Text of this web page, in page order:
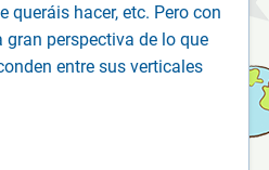
queráis hacer, etc. Pero con
gran perspectiva de lo que
entre sus verticales